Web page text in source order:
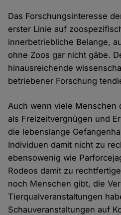
Das Forschungsinteresse
erster Linie auf
innerbetriebliche Belange,
ohne Zoos gar nicht gäbe.
hinausreichende
betriebener Forschung
Auch wenn viele Menschen
als Freizeitvergnügen und
die lebenslange
Individuen damit nicht zu
ebensowenig wie
Rodeos damit zu
noch Menschen gibt, die
Tierqualveranstaltungen
Schauveranstaltungen auf